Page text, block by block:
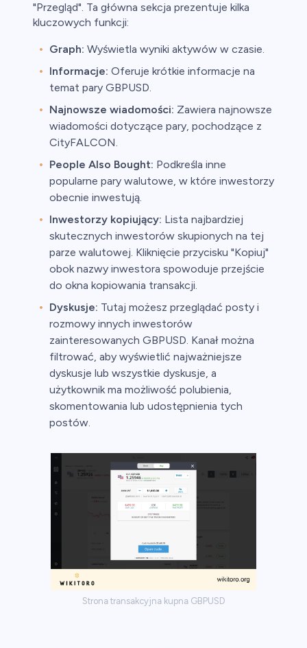
"Przegląd". Ta główna sekcja prezentuje kilka
kluczowych funkcji:
Graph: Wyświetla wyniki aktywów w czasie.
Informacje: Oferuje krótkie informacje na
temat pary GBPUSD.
Najnowsze wiadomości: Zawiera najnowsze
wiadomości dotyczące pary, pochodzące z
CityFALCON.
People Also Bought: Podkreśla inne
popularne pary walutowe, w które inwestorzy
obecnie inwestują.
Inwestorzy kopiujący: Lista najbardziej
skutecznych inwestorów skupionych na tej
parze walutowej. Kliknięcie przycisku "Kopiuj"
obok nazwy inwestora spowoduje przejście
do okna kopiowania transakcji.
Dyskusje: Tutaj możesz przeglądać posty i
rozmowy innych inwestorów
zainteresowanych GBPUSD. Kanał można
filtrować, aby wyświetlić najważniejsze
dyskusje lub wszystkie dyskusje, a
użytkownik ma możliwość polubienia,
skomentowania lub udostępnienia tych
postów.
Strona transakcyjna kupna GBPUSD